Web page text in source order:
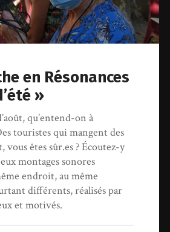
en Résonances
»
qu’entend-on à
touristes qui mangent des
vous êtes sûr.es ? Écoutez-y
montages sonores
endroit, au même
différents, réalisés par
et motivés.